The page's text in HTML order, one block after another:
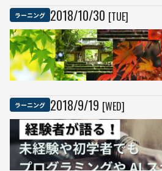
ラーニング 2018/10/30 [TUE]
ラーニング 2018/9/19 [WED]